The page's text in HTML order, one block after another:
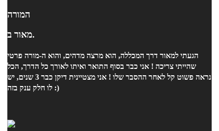
המורה
מאור ב.
הגעתי למאור דרך המכללה, הוא מרצה מדהים, והוא ה-מורה פרטי
שהייתי צריכה ! אני כבר בסוף התואר ואיתו לאורך כל הדרך, הכל
נראה פשוט קל לאחר ההסבר שלו ! אני מצטיינית דיקן כבר 3 שנים, יש
לו חלק ענק בזה :)